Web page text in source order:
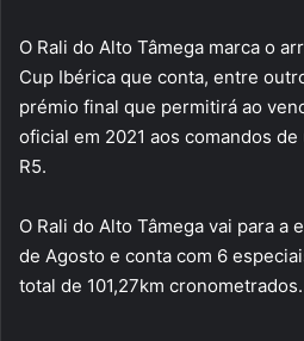
O Rali do Alto Tâmega marca o
Cup Ibérica que conta, entre
prémio final que permitirá ao
oficial em 2021 aos comandos
R5.
O Rali do Alto Tâmega vai para a
de Agosto e conta com 6
total de 101,27km cronometrados.